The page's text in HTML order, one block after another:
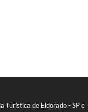
Turística de Eldorado - SP e